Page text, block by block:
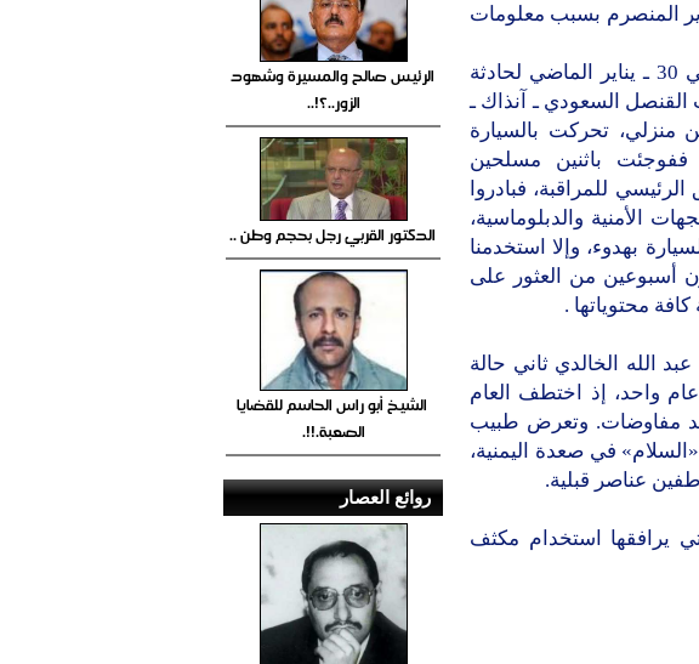
الرئاسية في اليمن في 21 ــ فبراير المنصرم بسبب معلومات
نائب القنصل السعودي (الخالدي) سبق وان تعرض في 30 ـ يناير الماضي لحادثة
السعودي ـ آنذاك ـ
منزلي، تحركت بالسيارة
ففوجئت باثنين مسلحين
للمراقبة، فبادروا
الأمنية والدبلوماسية،
بهدوء، وإلا استخدمنا
أسبوعين من العثور على
محتوياتها .
الله الخالدي ثاني حالة
واحد، إذ اختطف العام
مفاوضات. وتعرض طبيب
في صعدة اليمنية،
عناصر قبلية.
يرافقها استخدام مكثف
الرئيس صالح والمسيرة وشهود
الزور..؟!..
الدكتور القربي رجل بحجم وطن ..
الشيخ أبو راس الحاسم للقضايا
الصعبة.!!.
روائع العصار